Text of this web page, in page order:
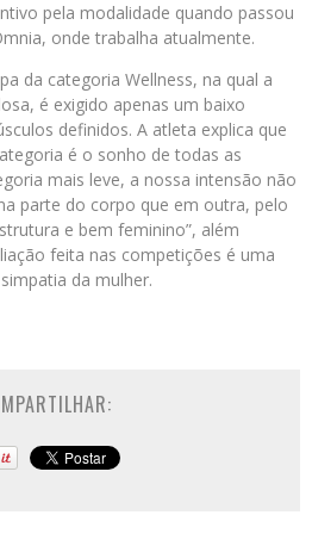
pela modalidade quando passou
onde trabalha atualmente.
da categoria Wellness, na qual a
é exigido apenas um baixo
definidos. A atleta explica que
é o sonho de todas as
mais leve, a nossa intensão não
parte do corpo que em outra, pelo
e bem feminino”, além
feita nas competições é uma
da mulher.